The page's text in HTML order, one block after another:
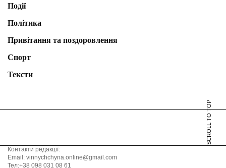
Події
Політика
Привітання та поздоровлення
Спорт
Тексти
SCROLL TO TOP
Контакти редакції:
Email: vinnychchyna.online@gmail.com
Тел:+38 098 031 08 61